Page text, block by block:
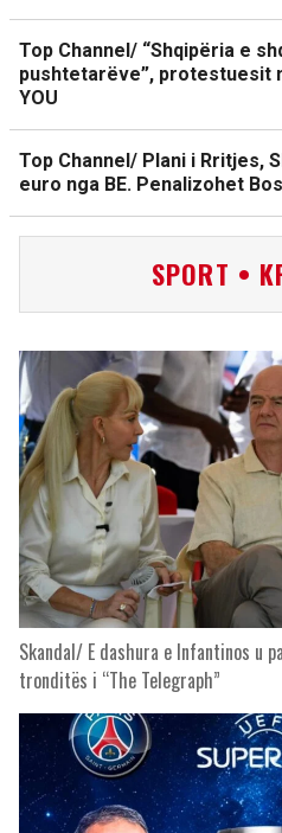
Top Channel/ “Shqipëria e
pushtetarëve”, protestuesit
YOU
Top Channel/ Plani i Rritjes,
euro nga BE. Penalizohet
SPORT •
Skandal/ E dashura e Infantinos u
tronditës i “The Telegraph”